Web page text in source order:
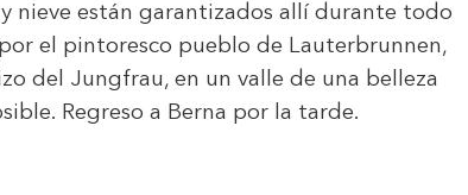
nieve están garantizados allí durante todo
el pintoresco pueblo de Lauterbrunnen,
del Jungfrau, en un valle de una belleza
Regreso a Berna por la tarde.